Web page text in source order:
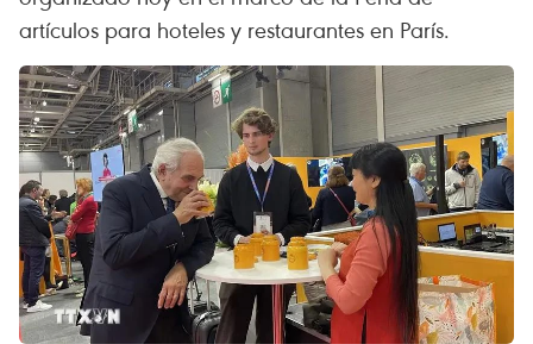
artículos para hoteles y restaurantes en París.